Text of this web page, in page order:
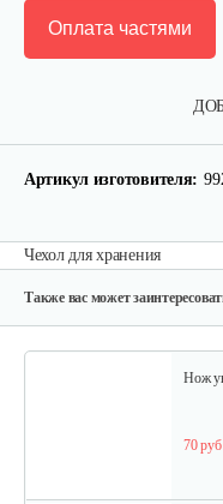
Оплата частями
Артикул изготовителя:
Чехол для хранения
Также вас может
124
150
Нож
70 руб